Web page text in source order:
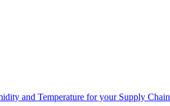
and Temperature for your Supply Chain